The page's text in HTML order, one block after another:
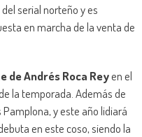
serial norteño y es
en marcha de la venta de
de Andrés Roca Reyen el
la temporada. Además de
y este año lidiará
en este coso, siendo la